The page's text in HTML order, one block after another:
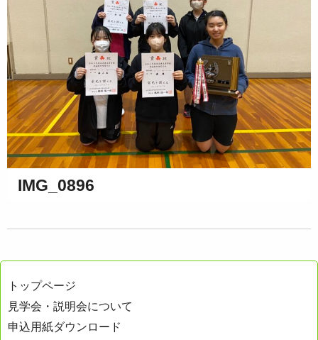
IMG_0896
トップページ
見学会・説明会について
申込用紙ダウンロード